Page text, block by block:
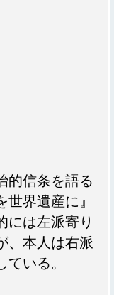
的信条を語る
界遺産に』
には左派寄り
、本人は右派
いる。